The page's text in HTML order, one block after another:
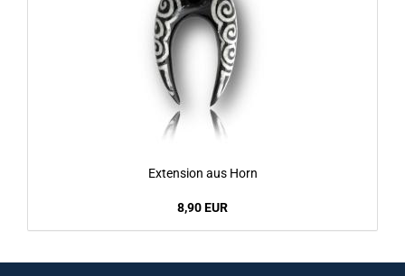
Ex­ten­si­on aus Horn
8,90 EUR